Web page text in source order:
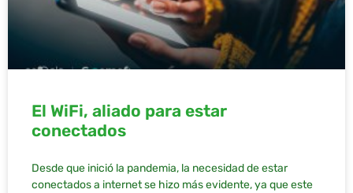
El WiFi, aliado para estar
conectados
Desde que inició la pandemia, la necesidad de estar
conectados a internet se hizo más evidente, ya que este